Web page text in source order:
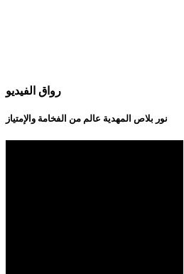
رواق الفيديو
نور بلاص المهدية عالم من الفخامة والإمتياز